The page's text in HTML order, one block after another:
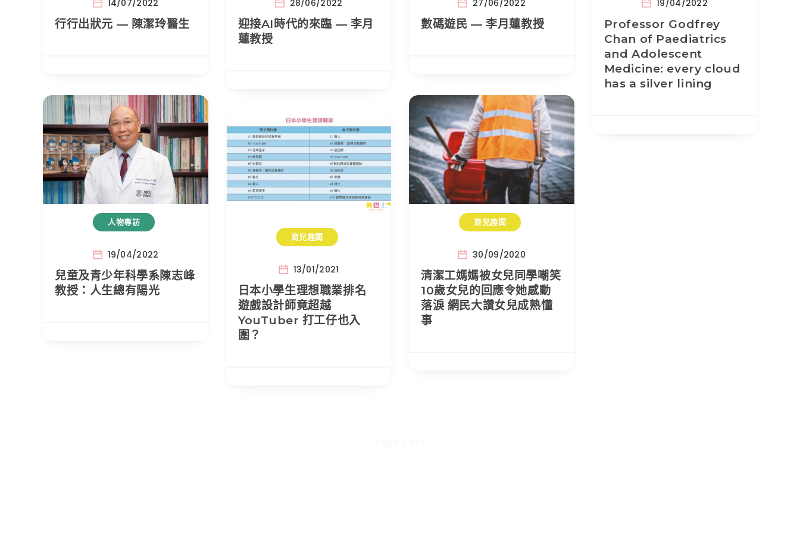
14/07/2022
行行出狀元 — 陳潔玲醫生
28/06/2022
迎接AI時代的來臨 — 李月
蓮教授
27/06/2022
數碼遊民 — 李月蓮教授
19/04/2022
Professor Godfrey
Chan of Paediatrics
and Adolescent
Medicine: every cloud
has a silver lining
人物專訪
19/04/2022
兒童及青少年科學系陳志峰
教授：人生總有陽光
育兒趣聞
13/01/2021
日本小學生理想職業排名
遊戲設計師竟超越
YouTuber 打工仔也入
圍？
育兒趣聞
30/09/2020
清潔工媽媽被女兒同學嘲笑
10歲女兒的回應令她感動
落淚 網民大讚女兒成熟懂
事